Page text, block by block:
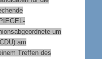
um
am
Treffen des